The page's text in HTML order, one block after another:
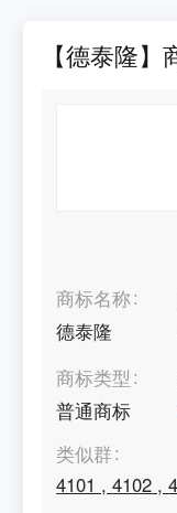
【德泰隆
商标名称
德泰隆
商标类型
普通商标
类似群
4101 ,4102 ,